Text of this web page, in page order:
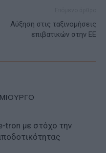
Αύξηση στις ταξινομήσεις
επιβατικών στην ΕΕ
tron με στόχο την